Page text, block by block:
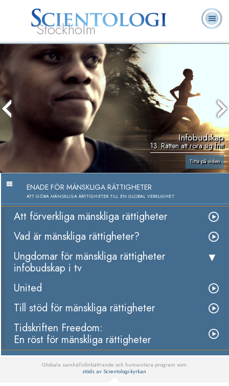
Stockholm
L. Ron
Vad är
Scientologi?
Frivilligpastorer
Ofta ställda
Infobudskap
13. Rätten att röra sig fritt
Titta på video
ENADE FÖR MÄNSKLIGA RÄTTIGHETER
ATT GÖRA MÄNSKLIGA RÄTTIGHETER TILL EN GLOBAL VERKLIGHET
Att förverkliga mänskliga rättigheter
Vad är mänskliga rättigheter?
Ungdomar för mänskliga rättigheter
infobudskap i tv
United
Till stöd för mänskliga rättigheter
Tidskriften Freedom:
En röst för mänskliga rättigheter
Globala samhällsförbättrande och humanitära program som
stöds av Scientologi-kyrkan